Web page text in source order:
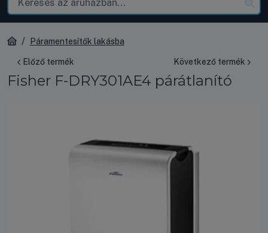
Páramentesítők lakásba
Előző termék Következő termék
Fisher F-DRY301AE4 párátlanító